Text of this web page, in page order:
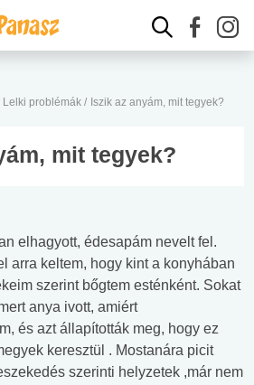
Lelki problémák / Iszik az anyám, mit tegyek?
mit tegyek?
elhagyott, édesapám nevelt fel.
arra keltem, hogy kint a konyhában
szerint bőgtem esténként. Sokat
anya ivott, amiért
és azt állapították meg, hogy ez
keresztül . Mostanára picit
szerinti helyzetek ,már nem